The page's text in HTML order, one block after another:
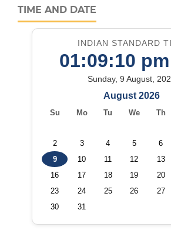
TIME AND DATE